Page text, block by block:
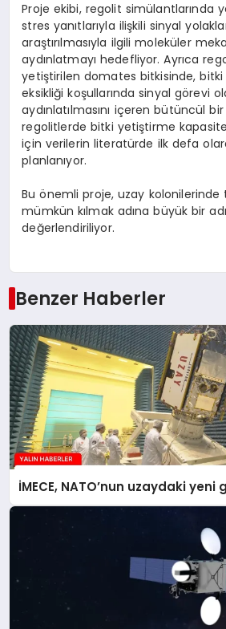
Proje ekibi, regolit simülantlarında
stres yanıtlarıyla ilişkili sinyal
araştırılmasıyla ilgili moleküler
aydınlatmayı hedefliyor. Ayrıca
yetiştirilen domates bitkisinde,
eksikliği koşullarında sinyal görevi
aydınlatılmasını içeren bütüncül
regolitlerde bitki yetiştirme
için verilerin literatürde ilk defa
planlanıyor.
Bu önemli proje, uzay kolonilerinde
mümkün kılmak adına büyük bir
değerlendiriliyor.
Benzer Haberler
İMECE, NATO’nun uzaydaki